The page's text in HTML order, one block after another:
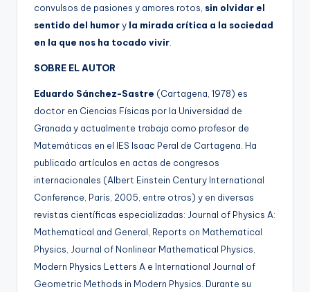
convulsos de pasiones y amores rotos, sin olvidar el
sentido del humory la mirada crítica a la sociedad
en la que nos ha tocado vivir
SOBRE EL AUTOR
Eduardo Sánchez-Sastre (Cartagena, 1978) es
doctor en Ciencias Físicas por la Universidad de
Granada y actualmente trabaja como profesor de
Matemáticas en el IES Isaac Peral de Cartagena. Ha
publicado artículos en actas de congresos
internacionales (Albert Einstein Century International
Conference, París, 2005, entre otros) y en diversas
revistas científicas especializadas: Journal of Physics A:
Mathematical and General, Reports on Mathematical
Physics, Journal of Nonlinear Mathematical Physics,
Modern Physics Letters A e International Journal of
Geometric Methods in Modern Physics. Durante su